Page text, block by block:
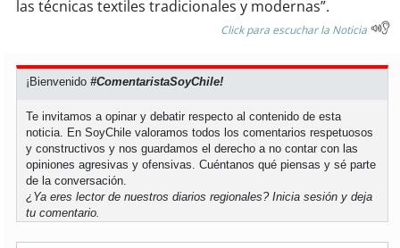
soyvaldivia
soy osorno
soypuertomontt
soychiloé
las técnicas textiles tradicionales y modernas”.
Click para escuchar la Noticia
¡Bienvenido#ComentaristaSoyChile!
Te invitamos a opinar y debatir respecto al contenido de esta
noticia. En SoyChile valoramos todos los comentarios respetuosos
y constructivos y nos guardamos el derecho a no contar con las
opiniones agresivas y ofensivas. Cuéntanos qué piensas y sé parte
de la conversación.
¿Ya eres lector de nuestros diarios regionales?Inicia sesión y deja
tu comentario.